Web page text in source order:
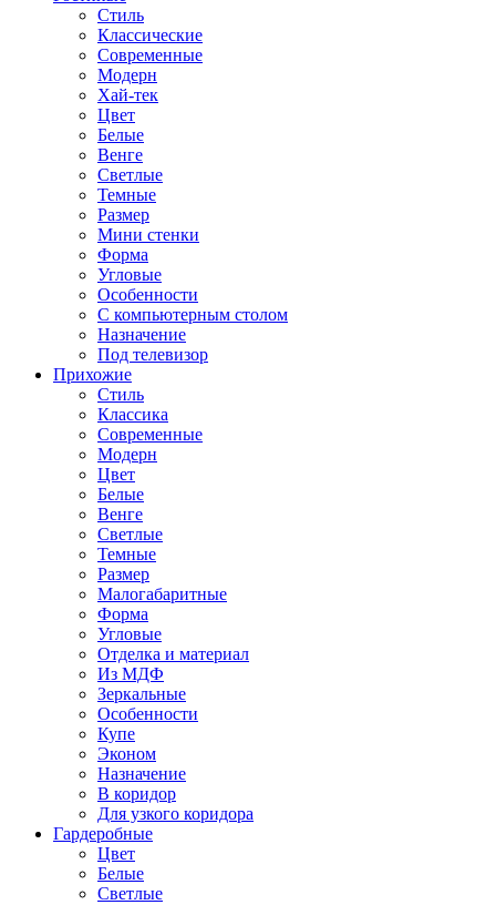
Стиль
Классические
Современные
Модерн
Хай-тек
Цвет
Белые
Венге
Светлые
Темные
Размер
Мини стенки
Форма
Угловые
Особенности
С компьютерным столом
Назначение
Под телевизор
Прихожие
Стиль
Классика
Современные
Модерн
Цвет
Белые
Венге
Светлые
Темные
Размер
Малогабаритные
Форма
Угловые
Отделка и материал
Из МДФ
Зеркальные
Особенности
Купе
Эконом
Назначение
В коридор
Для узкого коридора
Гардеробные
Цвет
Белые
Светлые